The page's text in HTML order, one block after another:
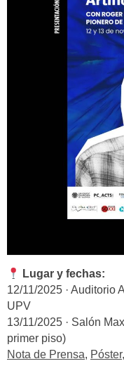
Lugar y fechas:
12/11/2025 · Auditorio
UPV
13/11/2025 · Salón
primer piso)
Nota de Prensa, Póster,